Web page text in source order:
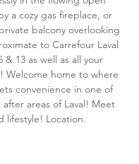
a cozy gas fireplace, or
balcony overlooking
to Carrefour Laval
& 13 as well as all your
Welcome home to where
convenience in one of
areas of Laval! Meet
lifestyle! Location.